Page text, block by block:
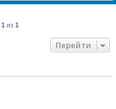
1 из 1
Перейти